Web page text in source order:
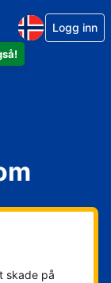
Logg inn
skade på